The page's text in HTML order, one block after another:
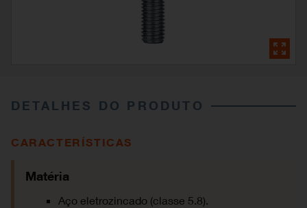
DETALHES DO PRODUTO
CARACTERÍSTICAS
Matéria
Aço eletrozincado (classe 5.8).